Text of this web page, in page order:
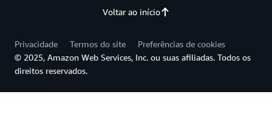
Voltar ao início
Privacidade Termos do site
Preferências de cookies
© 2025, Amazon Web Services, Inc. ou suas afiliadas. Todos os
direitos reservados.